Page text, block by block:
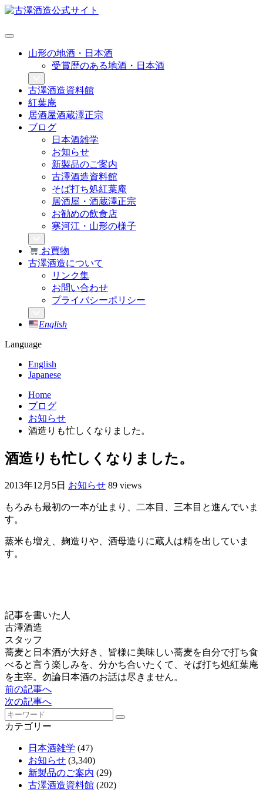
山形の地酒・日本酒
受賞歴のある地酒・日本酒
古澤酒造資料館
紅葉庵
居酒屋酒蔵澤正宗
ブログ
日本酒雑学
お知らせ
新製品のご案内
古澤酒造資料館
そば打ち処紅葉庵
居酒屋・酒蔵澤正宗
お勧めの飲食店
寒河江・山形の様子
お買物
古澤酒造について
リンク集
お問い合わせ
プライバシーポリシー
English
Language
English
Japanese
Home
ブログ
お知らせ
酒造りも忙しくなりました。
酒造りも忙しくなりました。
2013年12月5日 お知らせ 89 views
もろみも最初の一本が止まり、二本目、三本目と進んでいま
す。
蒸米も増え、麹造りや、酒母造りに蔵人は精を出していま
す。
記事を書いた人
古澤酒造
スタッフ
蕎麦と日本酒が大好き、皆様に美味しい蕎麦を自分で打ち食
べると言う楽しみを、分かち合いたくて、そば打ち処紅葉庵
を主宰。勿論日本酒のお話は尽きません。
前の記事へ
次の記事へ
カテゴリー
日本酒雑学 (47)
お知らせ (3,340)
新製品のご案内 (29)
古澤酒造資料館 (202)